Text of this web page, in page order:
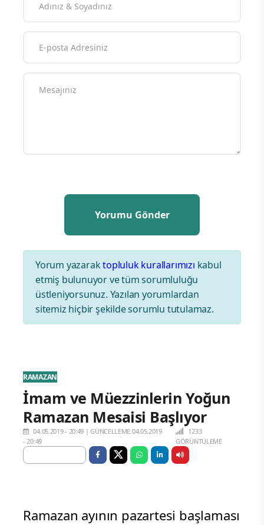
Yorum yazaraktopluluk kurallarımızı kabul
etmiş bulunuyor ve tüm sorumluluğu
üstleniyorsunuz. Yazılan yorumlardan
sitemiz hiçbir şekilde sorumlu tutulamaz.
RAMAZAN
İmam ve Müezzinlerin Yoğun
Ramazan Mesaisi Başlıyor
04.05.2019 - 20:49 |GÜNCELLEME:04.05.2019
- 20:49
1233
GÖRÜNTÜLEME
Ramazan ayının pazartesi başlaması